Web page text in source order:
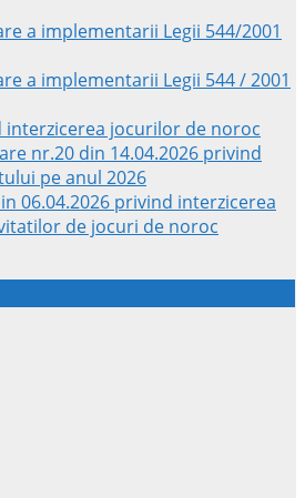
a implementarii Legii 544/2001
a implementarii Legii 544 / 2001
jocurilor de noroc
nr.20 din 14.04.2026 privind
pe anul 2026
06.04.2026 privind interzicerea
de jocuri de noroc